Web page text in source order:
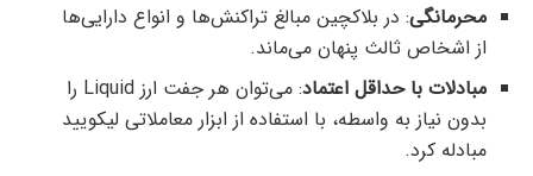
محرمانگی: در بلاکچین مبالغ تراکنش‌ها و انواع دارایی‌ها
از اشخاص ثالث پنهان می‌ماند.
مبادلات با حداقل اعتماد
: می‌توان هر جفت ارز Liquid را
بدون نیاز به واسطه، با استفاده از ابزار معاملاتی لیکویید
مبادله کرد.